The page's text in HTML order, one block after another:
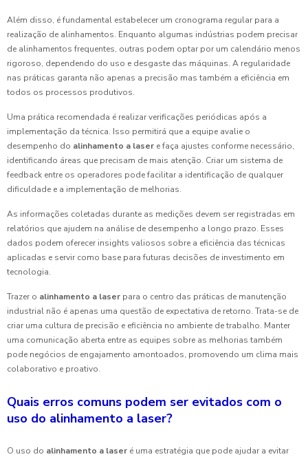
Além disso, é fundamental estabelecer um cronograma regular para a
realização de alinhamentos. Enquanto algumas indústrias podem precisar
de alinhamentos frequentes, outras podem optar por um calendário menos
rigoroso, dependendo do uso e desgaste das máquinas. A regularidade
nas práticas garanta não apenas a precisão mas também a eficiência em
todos os processos produtivos.
Uma prática recomendada é realizar verificações periódicas após a
implementação da técnica. Isso permitirá que a equipe avalie o
desempenho do alinhamento a laser e faça ajustes conforme necessário,
identificando áreas que precisam de mais atenção. Criar um sistema de
feedback entre os operadores pode facilitar a identificação de qualquer
dificuldade e a implementação de melhorias.
As informações coletadas durante as medições devem ser registradas em
relatórios que ajudem na análise de desempenho a longo prazo. Esses
dados podem oferecer insights valiosos sobre a eficiência das técnicas
aplicadas e servir como base para futuras decisões de investimento em
tecnologia.
Trazer o alinhamento a laser para o centro das práticas de manutenção
industrial não é apenas uma questão de expectativa de retorno. Trata-se de
criar uma cultura de precisão e eficiência no ambiente de trabalho. Manter
uma comunicação aberta entre as equipes sobre as melhorias também
pode negócios de engajamento amontoados, promovendo um clima mais
colaborativo e proativo.
Quais erros comuns podem ser evitados com o
uso do alinhamento a laser?
O uso do alinhamento a laser é uma estratégia que pode ajudar a evitar